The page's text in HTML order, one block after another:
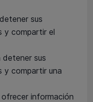
sus
y compartir el
sus
y compartir una
información